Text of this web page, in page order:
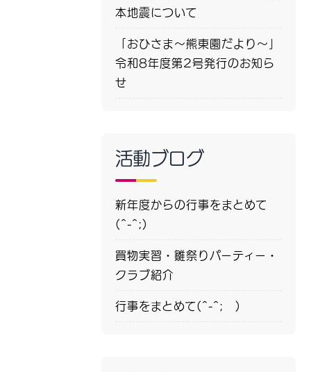
本地震について
「おひさま～熊東園だより～」
令和8年度第2号発行のお知ら
せ
活動ブログ
新年度からの行事をまとめて
(^-^;)
買物実習・雛祭りパーティー・
クラブ紹介
行事をまとめて(^-^; )